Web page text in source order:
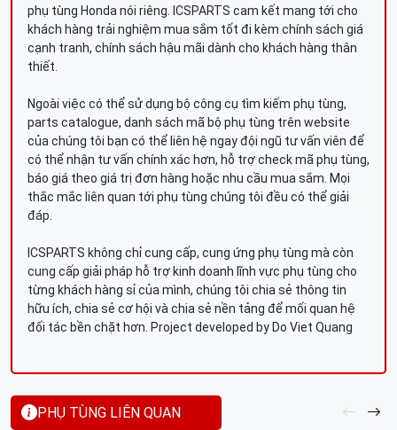
phụ tùng Honda nói riêng. ICSPARTS cam kết mang tới cho
khách hàng trải nghiệm mua sắm tốt đi kèm chính sách giá
cạnh tranh, chính sách hậu mãi dành cho khách hàng thân
thiết.
Ngoài việc có thể sử dụng bộ công cụ tìm kiếm phụ tùng,
parts catalogue, danh sách mã bộ phụ tùng trên website
của chúng tôi bạn có thể liên hệ ngay đội ngũ tư vấn viên để
có thể nhận tư vấn chính xác hơn, hỗ trợ check mã phụ tùng,
báo giá theo giá trị đơn hàng hoặc nhu cầu mua sắm. Mọi
thắc mắc liên quan tới phụ tùng chúng tôi đều có thể giải
đáp.
ICSPARTS không chỉ cung cấp, cung ứng phụ tùng mà còn
cung cấp giải pháp hỗ trợ kinh doanh lĩnh vực phụ tùng cho
từng khách hàng sỉ của mình, chúng tôi chia sẻ thông tin
hữu ích, chia sẻ cơ hội và chia sẻ nền tảng để mối quan hệ
đối tác bền chặt hơn. Project developed by Do Viet Quang
PHỤ TÙNG LIÊN QUAN